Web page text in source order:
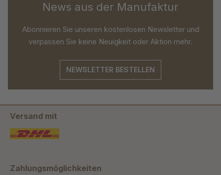
News aus der Manufaktur
Abonnieren Sie unseren kostenlosen Newsletter und
verpassen Sie keine Neuigkeit oder Aktion mehr.
NEWSLETTER BESTELLEN
Versand mit
Zahlungsmöglichkeiten